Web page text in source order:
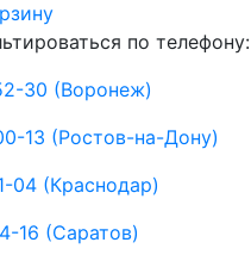
по телефону:
30 (Воронеж)
13 (Ростов-на-Дону)
04 (Краснодар)
16 (Саратов)